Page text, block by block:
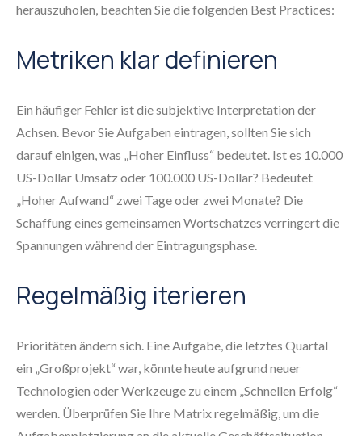
herauszuholen, beachten Sie die folgenden Best Practices:
Metriken klar definieren
Ein häufiger Fehler ist die subjektive Interpretation der
Achsen. Bevor Sie Aufgaben eintragen, sollten Sie sich
darauf einigen, was „Hoher Einfluss“ bedeutet. Ist es 10.000
US-Dollar Umsatz oder 100.000 US-Dollar? Bedeutet
„Hoher Aufwand“ zwei Tage oder zwei Monate? Die
Schaffung eines gemeinsamen Wortschatzes verringert die
Spannungen während der Eintragungsphase.
Regelmäßig iterieren
Prioritäten ändern sich. Eine Aufgabe, die letztes Quartal
ein „Großprojekt“ war, könnte heute aufgrund neuer
Technologien oder Werkzeuge zu einem „Schnellen Erfolg“
werden. Überprüfen Sie Ihre Matrix regelmäßig, um die